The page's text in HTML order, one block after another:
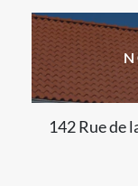
142 Rue de